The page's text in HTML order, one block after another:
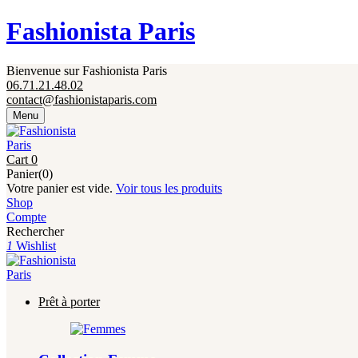
Fashionista Paris
Bienvenue sur Fashionista Paris
06.71.21.48.02
contact@fashionistaparis.com
Menu
Cart 0
Panier(0)
Votre panier est vide. Voir tous les produits
Shop
Compte
Rechercher
1 Wishlist
Prêt à porter
Fermeture annuelle du 17 juillet 16h au 12 août.